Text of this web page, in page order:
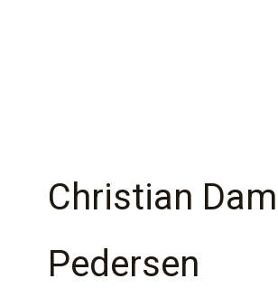
Christian Dam
Pedersen